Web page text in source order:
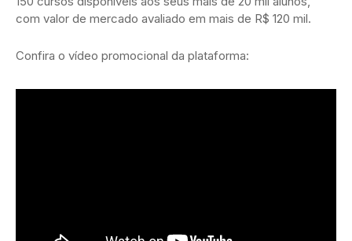
com valor de mercado avaliado em mais de R$ 120 mil.
Confira o vídeo promocional da plataforma: